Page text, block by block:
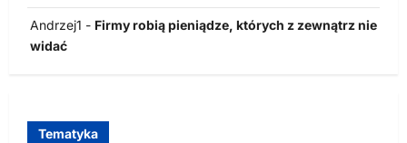
Andrzej1 - Firmy robią pieniądze, których z zewnątrz nie
widać
Tematyka